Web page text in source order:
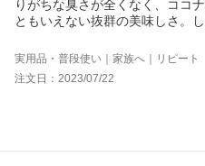
りがちな臭さが全くなく、ココ
ともいえない抜群の美味しさ。
実用品・普段使い｜家族へ｜リピート
注文日：2023/07/22